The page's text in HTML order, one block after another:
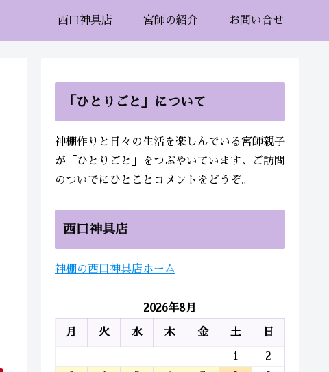
西口神具店 宮師の紹介 お問い合せ
「ひとりごと」について
神棚作りと日々の生活を楽しんでいる宮師親子
が「ひとりごと」をつぶやいています、ご訪問
のついでにひとことコメントをどうぞ。
西口神具店
神棚の西口神具店ホーム
2026年8月
月 火 水 木 金 土 日
1
2